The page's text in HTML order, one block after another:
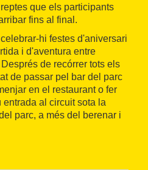
que els participants
fins al final.
hi festes d'aniversari
i d'aventura entre
de recórrer tots els
de passar pel bar del parc
en el restaurant o fer
al circuit sota la
parc, a més del berenar i